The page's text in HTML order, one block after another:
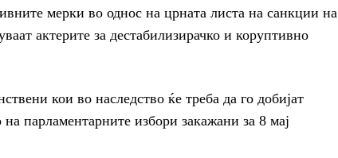
мерки во однос на црната листа на санкции на
актерите за дестабилизирачко и коруптивно
кои во наследство ќе треба да го добијат
парламентарните избори закажани за 8 мај